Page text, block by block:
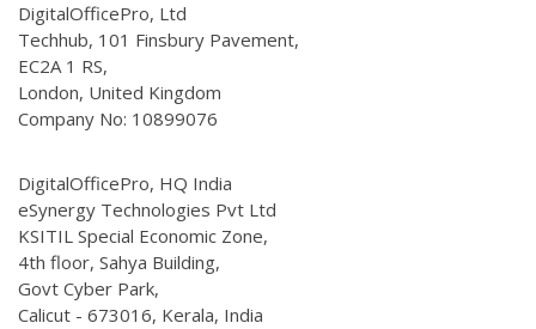
DigitalOfficePro, Ltd
Techhub, 101 Finsbury Pavement,
EC2A 1 RS,
London, United Kingdom
Company No: 10899076
DigitalOfficePro, HQ India
eSynergy Technologies Pvt Ltd
KSITIL Special Economic Zone,
4th floor, Sahya Building,
Govt Cyber Park,
Calicut - 673016, Kerala, India